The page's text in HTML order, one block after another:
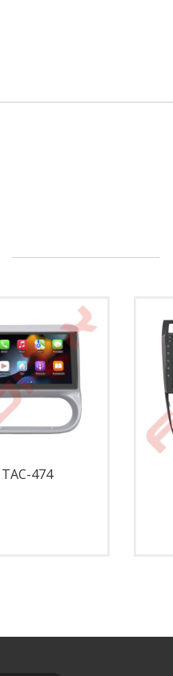
TAC-474